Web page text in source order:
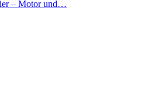
– Motor und…